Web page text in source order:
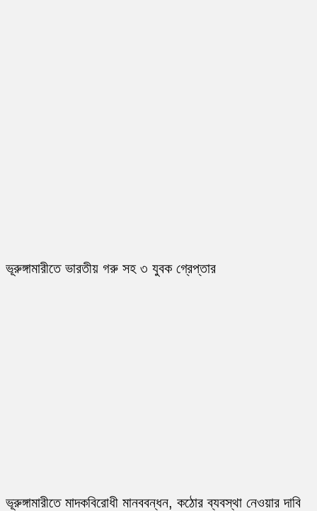
ভূরুঙ্গামারীতে ভারতীয় গরু সহ ৩ যুবক গ্রেপ্তার
ভূরুঙ্গামারীতে মাদকবিরোধী মানববন্ধন, কঠোর ব্যবস্থা নেওয়ার দাবি